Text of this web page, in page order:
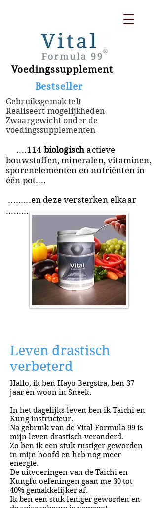
Voedingssupplement
​ Bestseller
Gebruiksgemak telt
Realiseert mogelijkheden
Zwaargewicht onder de
voedingssupplementen
....114 biologischactieve
bouwstoffen, mineralen, vitaminen,
sporenelementen en nutriënten in
één pot....
.........en deze versterken elkaar
.........
Leven drastisch
verbeterd
Hallo, ik ben Hayo Bergstra, ben 37
jaar en woon in Sneek.
In het dagelijks leven ben ik Taichi en
Kung instructeur.
Na gebruik van de Vital Formula 99 is
mijn leven drastisch veranderd.
Zo ben ik een stuk rustiger geworden
in mijn hoofd en heb nog meer
energie.
De uitvoeringen van de Taichi en
Kungfu oefeningen gaan me 30 tot
40% gemakkelijker af.
Ik ben een stuk leniger geworden en